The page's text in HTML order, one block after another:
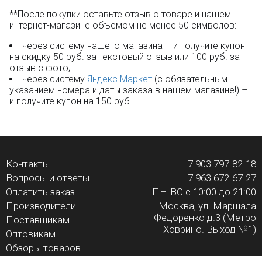
**После покупки оставьте отзыв о товаре и нашем
интернет-магазине объёмом не менее 50 символов:
через систему нашего магазина – и получите купон
на скидку 50 руб. за текстовый отзыв или 100 руб. за
отзыв с фото;
через систему Яндекс.Маркет (с обязательным
указанием номера и даты заказа в нашем магазине!) –
и получите купон на 150 руб.
Контакты
Вопросы и ответы
Оплатить заказ
Производители
Поставщикам
Оптовикам
Обзоры товаров
+7 903 797-82-18
+7 963 672-67-27
ПН-ВС с 10:00 до 21:00
Москва, ул. Маршала
Федоренко д.3 (Метро
Ховрино. Выход №1)